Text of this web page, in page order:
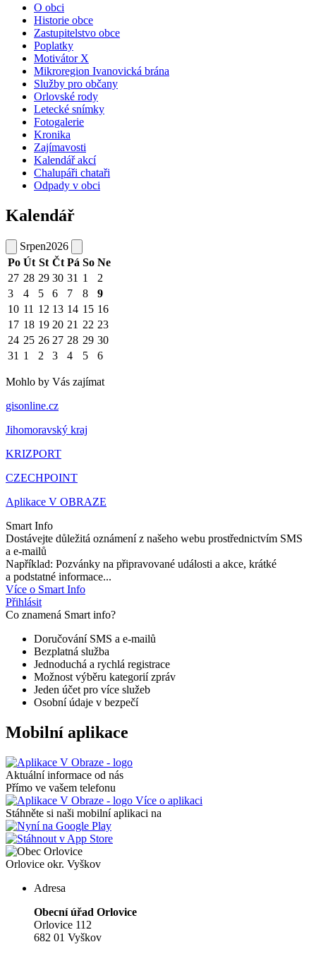
O obci
Historie obce
Zastupitelstvo obce
Poplatky
Motivátor X
Mikroregion Ivanovická brána
Služby pro občany
Orlovské rody
Letecké snímky
Fotogalerie
Kronika
Zajímavosti
Kalendář akcí
Chalupáři chataři
Odpady v obci
Kalendář
Srpen2026
Po Út St Čt Pá So Ne
27 28 29 30 31 1
2
3
4 5 6 7 8
9
10 11 12 13 14 15 16
17 18 19 20 21 22 23
24 25 26 27 28 29 30
31 1 2 3 4 5 6
Mohlo by Vás zajímat
gisonline.cz
Jihomoravský kraj
KRIZPORT
CZECHPOINT
Aplikace V OBRAZE
Smart Info
Dostávejte důležitá oznámení z našeho webu prostřednictvím SMS
a e-mailů
Například: Pozvánky na připravované události a akce, krátké
a podstatné informace...
Více o Smart Info
Přihlásit
Co znamená Smart info?
Doručování SMS a e-mailů
Bezplatná služba
Jednoduchá a rychlá registrace
Možnost výběru kategorií zpráv
Jeden účet pro více služeb
Osobní údaje v bezpečí
Mobilní aplikace
Aktuální informace od nás
Přímo ve vašem telefonu
Více o aplikaci
Stáhněte si naši mobilní aplikaci na
Orlovice okr. Vyškov
Adresa
Obecní úřad Orlovice
Orlovice 112
682 01 Vyškov